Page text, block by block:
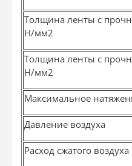
Толщина ленты с
Н/мм2
Толщина ленты с
Н/мм2
Максимальное
Давление воздуха
Расход сжатого